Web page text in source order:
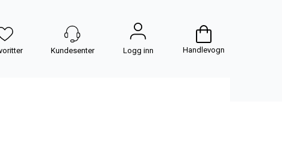
Logg inn Handlevogn